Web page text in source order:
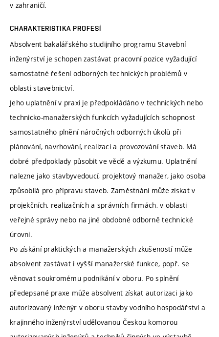
v zahraničí.
CHARAKTERISTIKA PROFESÍ
Absolvent bakalářského studijního programu Stavební
inženýrství je schopen zastávat pracovní pozice vyžadující
samostatné řešení odborných technických problémů v
oblasti stavebnictví.
Jeho uplatnění v praxi je předpokládáno v technických nebo
technicko-manažerských funkcích vyžadujících schopnost
samostatného plnění náročných odborných úkolů při
plánování, navrhování, realizaci a provozování staveb. Má
dobré předpoklady působit ve vědě a výzkumu. Uplatnění
nalezne jako stavbyvedoucí, projektový manažer, jako osoba
způsobilá pro přípravu staveb. Zaměstnání může získat v
projekčních, realizačních a správních firmách, v oblasti
veřejné správy nebo na jiné obdobné odborně technické
úrovni.
Po získání praktických a manažerských zkušeností může
absolvent zastávat i vyšší manažerské funkce, popř. se
věnovat soukromému podnikání v oboru. Po splnění
předepsané praxe může absolvent získat autorizaci jako
autorizovaný inženýr v oboru stavby vodního hospodářství a
krajinného inženýrství udělovanou Českou komorou